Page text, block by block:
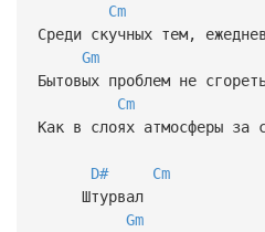
Cm
Среди скучных тем,
Gm
Бытовых проблем не
Cm
Как в слоях атмосферы за
D#
Cm
Штурвал
Gm